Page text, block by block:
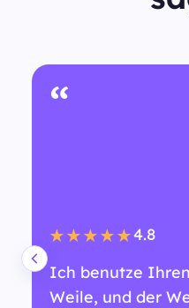
“
★★★★★4.8
Ich benutze
Weile, und der